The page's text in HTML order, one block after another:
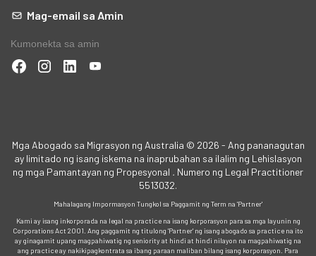
Mag-email sa Amin
Kumonekta sa amin
Mga Abogado sa Migrasyon ng Australia © 2026 - Ang pananagutan
ay limitado ng isang iskema na inaprubahan sa ilalim ng Lehislasyon
ng mga Pamantayan ng Propesyonal . Numero ng Legal Practitioner
5513032.
Mahalagang Impormasyon Tungkol sa Paggamit ng Term na 'Partner'
Kami ay isang inkorporada na legal na practice na isang korporasyon para sa mga layunin ng
Corporations Act 2001. Ang paggamit ng titulong 'Partner' ng isang abogado sa practice na ito
ay ginagamit upang magpahiwatig ng seniority at hindi at hindi nilayon na magpahiwatig na
ang practice ay nakikipagkontrata sa ibang paraan maliban bilang isang korporasyon. Para